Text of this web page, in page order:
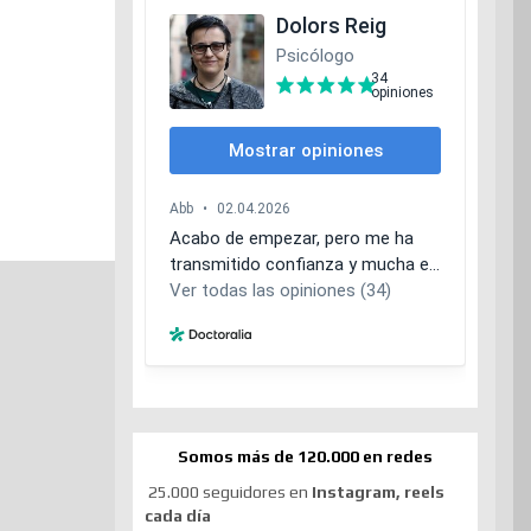
Somos más de 120.000 en redes
25.000 seguidores en Instagram, reels
cada día